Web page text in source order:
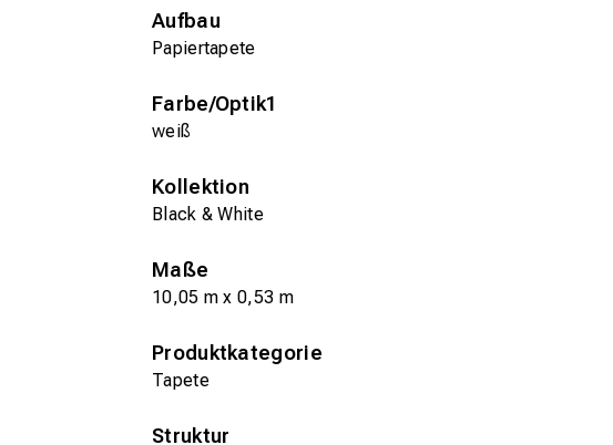
Aufbau
Papiertapete
Farbe/Optik1
weiß
Kollektion
Black & White
Maße
10,05 m x 0,53 m
Produktkategorie
Tapete
Struktur